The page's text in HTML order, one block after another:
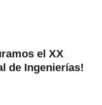
el XX
de Ingenierías!